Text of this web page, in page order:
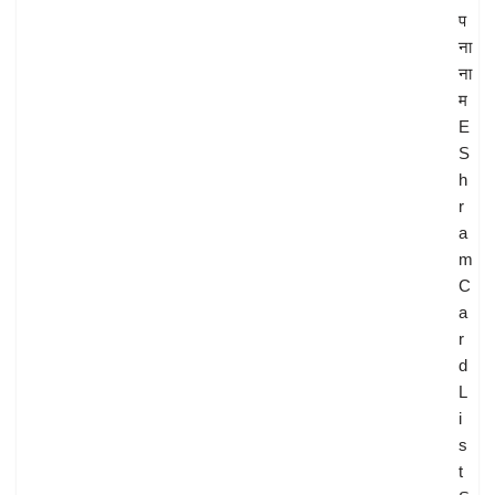
प
ना
ना
म
E
S
h
r
a
m
C
a
r
d
L
i
s
t